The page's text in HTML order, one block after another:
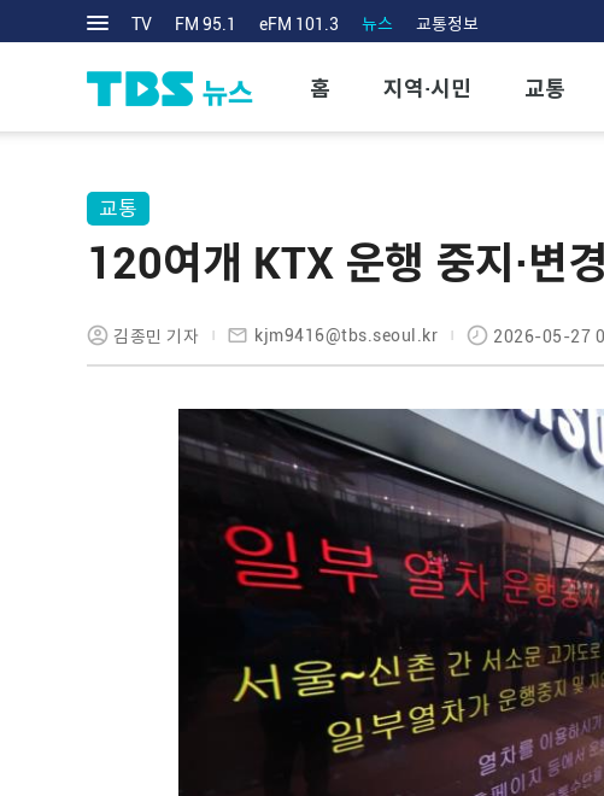
TV FM 95.1 eFM 101.3 뉴스 교통정보
홈 지역·시민 교통
교통
120여개 KTX 운행 중지·변
김종민 기자 kjm9416@tbs.seoul.kr 2026-05-27